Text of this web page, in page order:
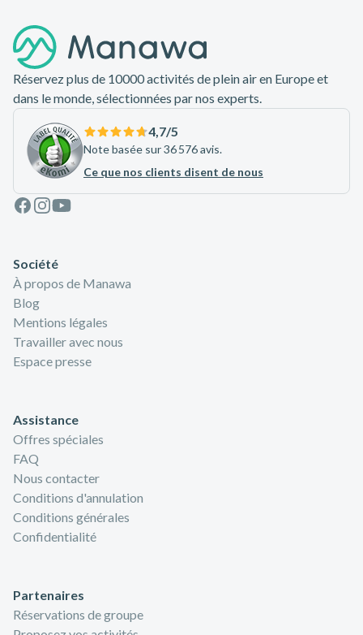
Réservez plus de 10000 activités de plein air en Europe et
dans le monde, sélectionnées par nos experts.
4,7/5
Note basée sur 36 576 avis.
Ce que nos clients disent de nous
Facebook
Instagram
Youtube
Société
À propos de Manawa
Blog
Mentions légales
Travailler avec nous
Espace presse
Assistance
Offres spéciales
FAQ
Nous contacter
Conditions d'annulation
Conditions générales
Confidentialité
Partenaires
Réservations de groupe